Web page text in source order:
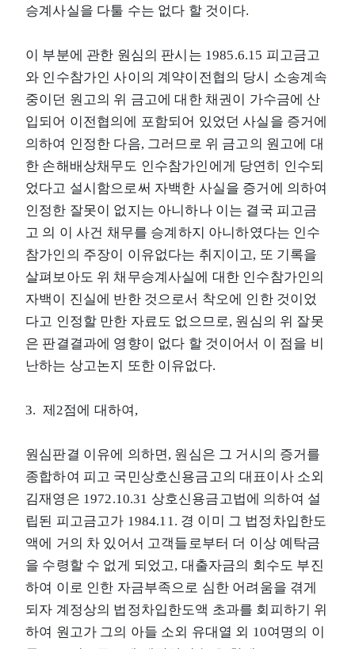
승계사실을 다툴 수는 없다 할 것이다.
이 부분에 관한 원심의 판시는 1985.6.15 피고금고
와 인수참가인 사이의 계약이전협의 당시 소송계속
중이던 원고의 위 금고에 대한 채권이 가수금에 산
입되어 이전협의에 포함되어 있었던 사실을 증거에
의하여 인정한 다음, 그러므로 위 금고의 원고에 대
한 손해배상채무도 인수참가인에게 당연히 인수되
었다고 설시함으로써 자백한 사실을 증거에 의하여
인정한 잘못이 없지는 아니하나 이는 결국 피고금
고 의 이 사건 채무를 승계하지 아니하였다는 인수
참가인의 주장이 이유없다는 취지이고, 또 기록을
살펴보아도 위 채무승계사실에 대한 인수참가인의
자백이 진실에 반한 것으로서 착오에 인한 것이었
다고 인정할 만한 자료도 없으므로, 원심의 위 잘못
은 판결결과에 영향이 없다 할 것이어서 이 점을 비
난하는 상고논지 또한 이유없다.
3. 제2점에 대하여,
원심판결 이유에 의하면, 원심은 그 거시의 증거를
종합하여 피고 국민상호신용금고의 대표이사 소외
김재영은 1972.10.31 상호신용금고법에 의하여 설
립된 피고금고가 1984.11. 경 이미 그 법정차입한도
액에 거의 차 있어서 고객들로부터 더 이상 예탁금
을 수령할 수 없게 되었고, 대출자금의 회수도 부진
하여 이로 인한 자금부족으로 심한 어려움을 겪게
되자 계정상의 법정차입한도액 초과를 회피하기 위
하여 원고가 그의 아들 소외 유대열 외 10여명의 이